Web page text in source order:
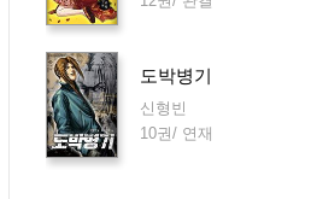
도박병기
신형빈
10권/ 연재